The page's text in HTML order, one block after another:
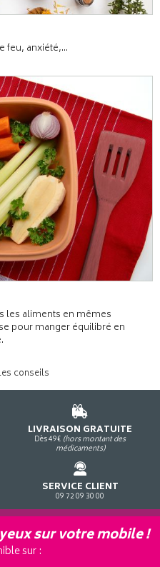
feu, anxiété,...
les aliments en mêmes
pour manger équilibré en
conseils
LIVRAISON GRATUITE
Dès 49€ (hors montant des
médicaments)
SERVICE CLIENT
09 72 09 30 00
sur votre mobile !
sur :